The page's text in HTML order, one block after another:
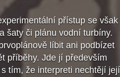
přístup se však
šaty či plánu vodní turbíny.
líbit ani podbízet
příběhy. Jde jí především
tím, že interpreti nechtějí její